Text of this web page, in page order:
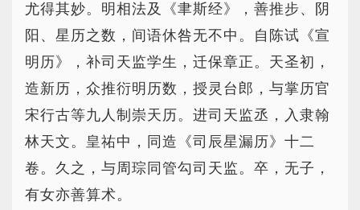
尤得其妙。明相法及《聿斯经》，善推步、阴
阳、星历之数，间语休咎无不中。自陈试《宣
明历》，补司天监学生，迁保章正。天圣初，
造新历，众推衍明历数，授灵台郎，与掌历官
宋行古等九人制崇天历。进司天监丞，入隶翰
林天文。皇祐中，同造《司辰星漏历》十二
卷。久之，与周琮同管勾司天监。卒，无子，
有女亦善算术。